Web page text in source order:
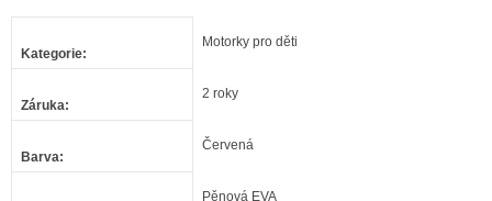
Kategorie:
Motorky pro děti
Záruka:
2 roky
Barva:
Červená
Pěnová EVA